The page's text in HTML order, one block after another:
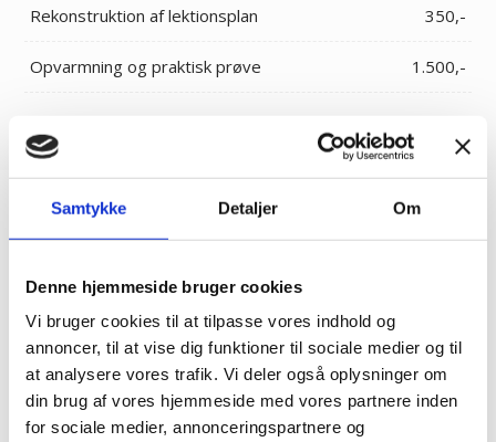
Samtykke Detaljer Om
Denne hjemmeside bruger cookies
Vi bruger cookies til at tilpasse vores indhold og
annoncer, til at vise dig funktioner til sociale medier og til
at analysere vores trafik. Vi deler også oplysninger om
din brug af vores hjemmeside med vores partnere inden
for sociale medier, annonceringspartnere og
Rekonstruktion af lektionsplan 350,-
Opvarmning og praktisk prøve 1.500,-
Det siger vores elever
Jeg kan kun skrive godt om, og rose, Kort og Godt
køreskole. Det var en yderst behagelig og givende
(1stk kørekort) oplevelse jeg havde af
undervisningen, køretimerne og servicen plus en